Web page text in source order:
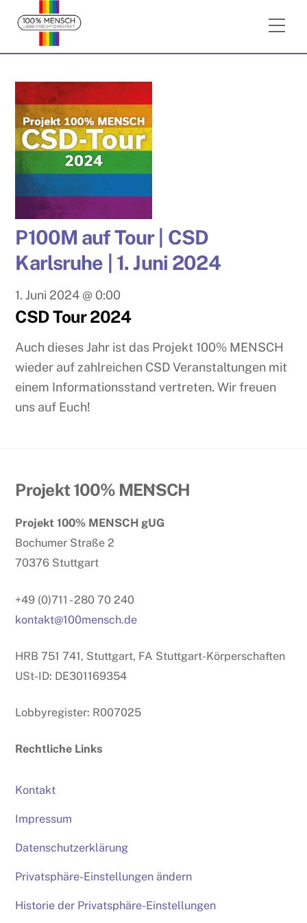
content
P100M auf Tour | CSD
Karlsruhe | 1. Juni 2024
1. Juni 2024 @ 0:00
CSD Tour 2024
Auch dieses Jahr ist das Projekt 100% MENSCH
wieder auf zahlreichen CSD Veranstaltungen mit
einem Informationsstand vertreten. Wir freuen
uns auf Euch!
Back
Top
Projekt 100% MENSCH
Projekt 100% MENSCH gUG
Bochumer Straße 2
70376 Stuttgart
+49 (0)711 - 280 70 240
kontakt@100mensch.de
HRB 751 741, Stuttgart, FA Stuttgart-Körperschaften
USt-ID: DE301169354
Lobbyregister: R007025
Rechtliche Links
Kontakt
Impressum
Datenschutzerklärung
Privatsphäre-Einstellungen ändern
Historie der Privatsphäre-Einstellungen